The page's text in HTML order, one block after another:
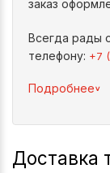
заказ
Всегда рады
телефону: +7
Подробнее^
Доставка